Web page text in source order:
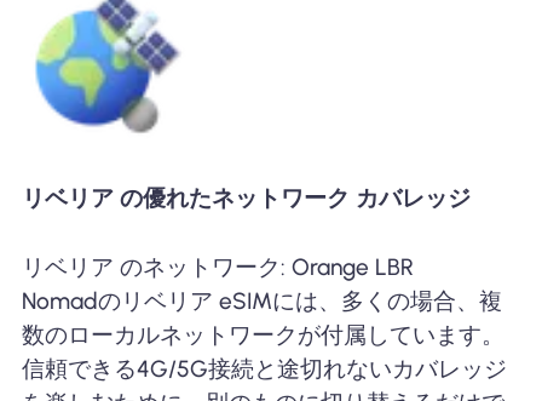
リベリア の優れたネットワーク カバレッジ
リベリア のネットワーク: Orange LBR
Nomadのリベリア eSIMには、多くの場合、複
数のローカルネットワークが付属しています。
信頼できる4G/5G接続と途切れないカバレッジ